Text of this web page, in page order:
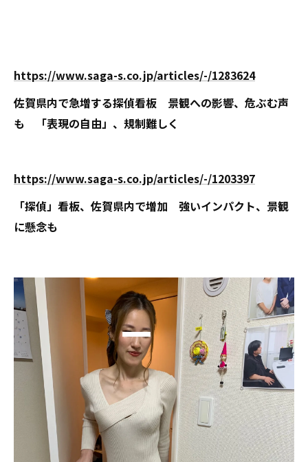
https://www.saga-s.co.jp/articles/-/1283624
佐賀県内で急増する探偵看板 景観への影響、危ぶむ声
も 「表現の自由」、規制難しく
https://www.saga-s.co.jp/articles/-/1203397
「探偵」看板、佐賀県内で増加 強いインパクト、景観
に懸念も